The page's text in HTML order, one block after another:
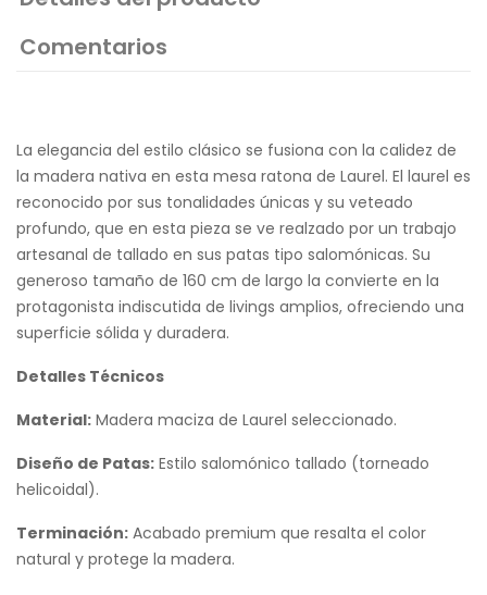
Comentarios
La elegancia del estilo clásico se fusiona con la calidez de
la madera nativa en esta mesa ratona de Laurel. El laurel es
reconocido por sus tonalidades únicas y su veteado
profundo, que en esta pieza se ve realzado por un trabajo
artesanal de tallado en sus patas tipo salomónicas. Su
generoso tamaño de 160 cm de largo la convierte en la
protagonista indiscutida de livings amplios, ofreciendo una
superficie sólida y duradera.
Detalles Técnicos
Material: Madera maciza de Laurel seleccionado.
Diseño de Patas: Estilo salomónico tallado (torneado
helicoidal).
Terminación: Acabado premium que resalta el color
natural y protege la madera.